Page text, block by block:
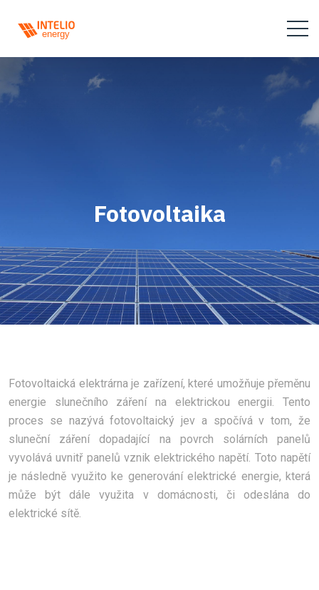
Fotovoltaika
Fotovoltaická elektrárna je zařízení, které umožňuje přeměnu
energie slunečního záření na elektrickou energii. Tento
proces se nazývá fotovoltaický jev a spočívá v tom, že
sluneční záření dopadající na povrch solárních panelů
vyvolává uvnitř panelů vznik elektrického napětí. Toto napětí
je následně využito ke generování elektrické energie, která
může být dále využita v domácnosti, či odeslána do
elektrické sítě.